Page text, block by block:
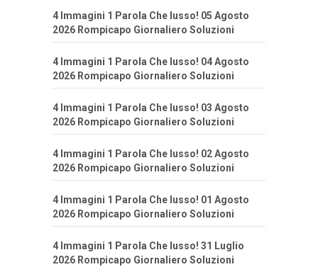
4 Immagini 1 Parola Che lusso! 05 Agosto
2026 Rompicapo Giornaliero Soluzioni
4 Immagini 1 Parola Che lusso! 04 Agosto
2026 Rompicapo Giornaliero Soluzioni
4 Immagini 1 Parola Che lusso! 03 Agosto
2026 Rompicapo Giornaliero Soluzioni
4 Immagini 1 Parola Che lusso! 02 Agosto
2026 Rompicapo Giornaliero Soluzioni
4 Immagini 1 Parola Che lusso! 01 Agosto
2026 Rompicapo Giornaliero Soluzioni
4 Immagini 1 Parola Che lusso! 31 Luglio
2026 Rompicapo Giornaliero Soluzioni